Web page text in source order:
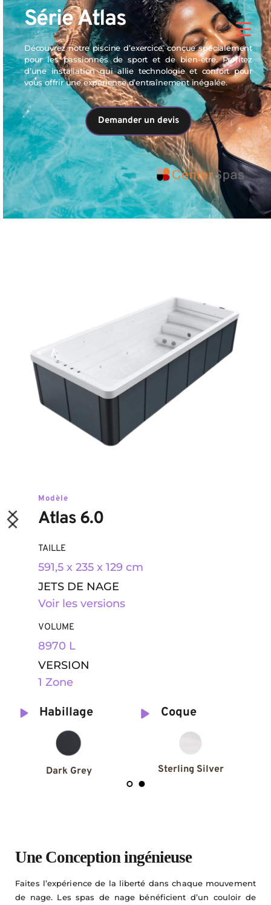
Série Atlas
Découvrez notre piscine d’exercice, conçue spécialement
pour les passionnés de sport et de bien-être. Profitez
d’une installation qui allie technologie et confort pour
vous offrir une expérience d’entraînement inégalée.
Demander un devis
Modèle
Atlas 6.0
TAILLE
591,5 x 235 x 129 cm
JETS DE NAGE
Voir les versions
VOLUME
8970 L
VERSION
1 Zone
Habillage
Dark Grey
Coque
Sterling Silver
Une Conception ingénieuse
Faites l’expérience de la liberté dans chaque mouvement
de nage. Les spas de nage bénéficient d’un couloir de